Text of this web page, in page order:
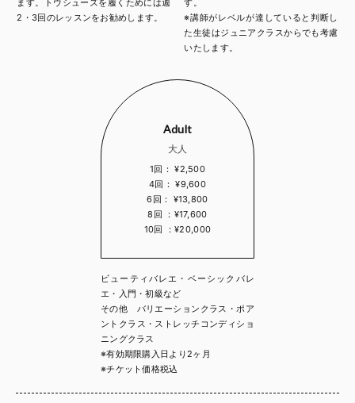
ます。トウシューズを履くためには週
2・3回のレッスンをお勧めします。
す。
※講師がレベルが達していると判断し
た生徒はジュニアクラスからでも考慮
いたします。
Adult
大人
1回： ¥2,500
4回： ¥9,600
6回： ¥13,800
8回 ：¥17,600
10回 ：¥20,000
ビューティバレエ・ベーシックバレ
エ・入門・初級など
その他 バリエーションクラス・ポア
ントクラス・ストレッチコンディショ
ニングクラス
※有効期限購入日より2ヶ月
※チケット価格税込